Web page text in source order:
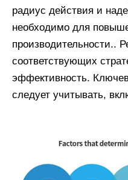
радиус действия и
необходимо для
производительности..
соответствующих
эффективность.
следует учитывать,